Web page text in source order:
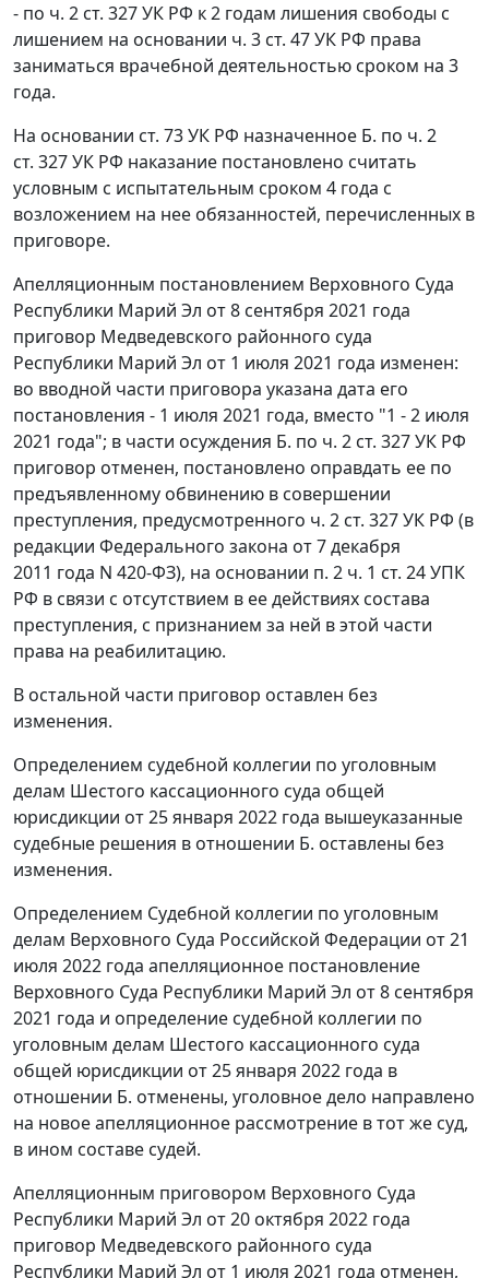
- по ч. 2 ст. 327 УК РФ к 2 годам лишения свободы с
лишением на основании ч. 3 ст. 47 УК РФ права
заниматься врачебной деятельностью сроком на 3
года.
На основании ст. 73 УК РФ назначенное Б. по ч. 2
ст. 327 УК РФ наказание постановлено считать
условным с испытательным сроком 4 года с
возложением на нее обязанностей, перечисленных в
приговоре.
Апелляционным постановлением Верховного Суда
Республики Марий Эл от 8 сентября 2021 года
приговор Медведевского районного суда
Республики Марий Эл от 1 июля 2021 года изменен:
во вводной части приговора указана дата его
постановления - 1 июля 2021 года, вместо "1 - 2 июля
2021 года"; в части осуждения Б. по ч. 2 ст. 327 УК РФ
приговор отменен, постановлено оправдать ее по
предъявленному обвинению в совершении
преступления, предусмотренного ч. 2 ст. 327 УК РФ (в
редакции Федерального закона от 7 декабря
2011 года N 420-ФЗ), на основании п. 2 ч. 1 ст. 24 УПК
РФ в связи с отсутствием в ее действиях состава
преступления, с признанием за ней в этой части
права на реабилитацию.
В остальной части приговор оставлен без
изменения.
Определением судебной коллегии по уголовным
делам Шестого кассационного суда общей
юрисдикции от 25 января 2022 года вышеуказанные
судебные решения в отношении Б. оставлены без
изменения.
Определением Судебной коллегии по уголовным
делам Верховного Суда Российской Федерации от 21
июля 2022 года апелляционное постановление
Верховного Суда Республики Марий Эл от 8 сентября
2021 года и определение судебной коллегии по
уголовным делам Шестого кассационного суда
общей юрисдикции от 25 января 2022 года в
отношении Б. отменены, уголовное дело направлено
на новое апелляционное рассмотрение в тот же суд,
в ином составе судей.
Апелляционным приговором Верховного Суда
Республики Марий Эл от 20 октября 2022 года
приговор Медведевского районного суда
Республики Марий Эл от 1 июля 2021 года отменен,